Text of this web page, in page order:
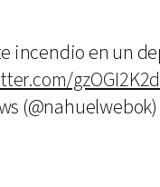
incendio en un
(@nahuelwebok)